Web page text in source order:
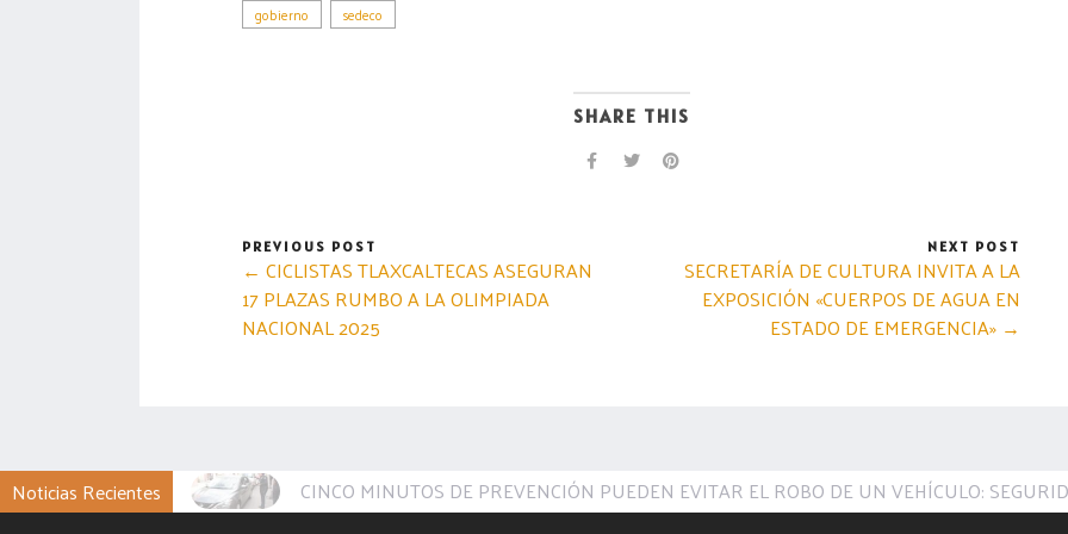
gobierno sedeco
SHARE THIS
PREVIOUS POST
← CICLISTAS TLAXCALTECAS ASEGURAN
17 PLAZAS RUMBO A LA OLIMPIADA
NACIONAL 2025
NEXT POST
SECRETARÍA DE CULTURA INVITA A LA
EXPOSICIÓN «CUERPOS DE AGUA EN
ESTADO DE EMERGENCIA» →
Noticias Recientes CINCO MINUTOS DE PREVENCIÓN PUEDEN EVITAR EL ROBO DE UN VEHÍCULO: